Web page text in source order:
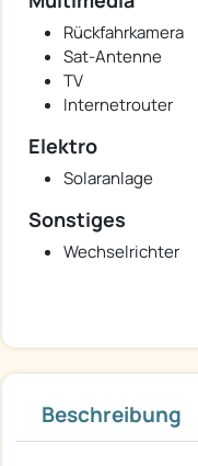
Rückfahrkamera
Sat-Antenne
TV
Internetrouter
Elektro
Solaranlage
Sonstiges
Wechselrichter
Beschreibung